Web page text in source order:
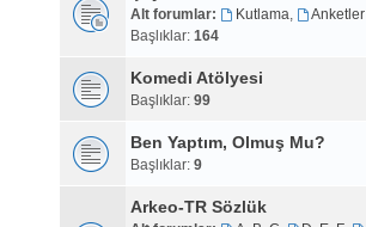
Alt forumlar: Kutlama,
Anketler
Başlıklar: 164
Komedi Atölyesi
Başlıklar: 99
Ben Yaptım, Olmuş Mu?
Başlıklar: 9
Arkeo-TR Sözlük